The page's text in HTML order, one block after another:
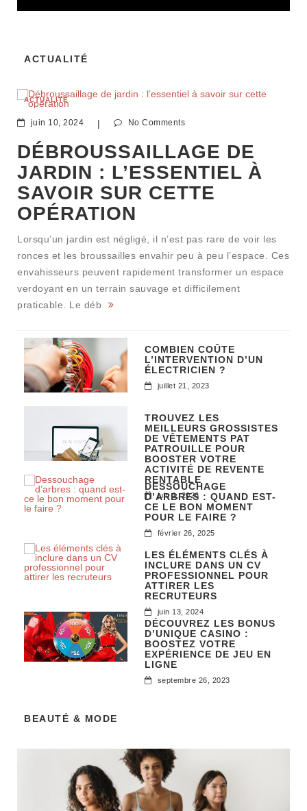
ACTUALITÉ
ACTUALITÉ
juin 10, 2024 | No Comments
DÉBROUSSAILLAGE DE
JARDIN : L’ESSENTIEL À
SAVOIR SUR CETTE
OPÉRATION
Lorsqu’un jardin est négligé, il n’est pas rare de voir les
ronces et les broussailles envahir peu à peu l’espace. Ces
envahisseurs peuvent rapidement transformer un espace
verdoyant en un terrain sauvage et difficilement
praticable. Le déb
COMBIEN COÛTE
L’INTERVENTION D’UN
ÉLECTRICIEN ?
juillet 21, 2023
TROUVEZ LES
MEILLEURS GROSSISTES
DE VÊTEMENTS PAT
PATROUILLE POUR
BOOSTER VOTRE
ACTIVITÉ DE REVENTE
RENTABLE
juin 1, 2026
DESSOUCHAGE
D’ARBRES : QUAND EST-
CE LE BON MOMENT
POUR LE FAIRE ?
février 26, 2025
LES ÉLÉMENTS CLÉS À
INCLURE DANS UN CV
PROFESSIONNEL POUR
ATTIRER LES
RECRUTEURS
juin 13, 2024
DÉCOUVREZ LES BONUS
D’UNIQUE CASINO :
BOOSTEZ VOTRE
EXPÉRIENCE DE JEU EN
LIGNE
septembre 26, 2023
BEAUTÉ & MODE